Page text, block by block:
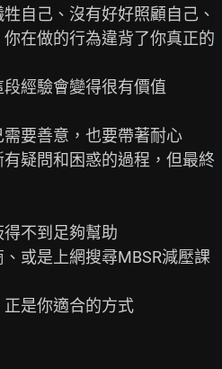
自己、沒有好好照顧自己、
在做的行為違背了你真正的
經驗會變得很有價值
要善意，也要帶著耐心
疑問和困惑的過程，但最終
不到足夠幫助
或是上網搜尋MBSR減壓課
是你適合的方式